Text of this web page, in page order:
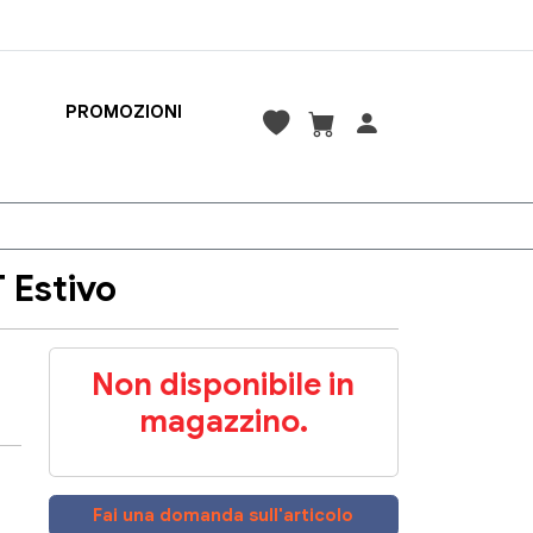
PROMOZIONI
Estivo
Non disponibile in
magazzino.
Fai una domanda sull'articolo